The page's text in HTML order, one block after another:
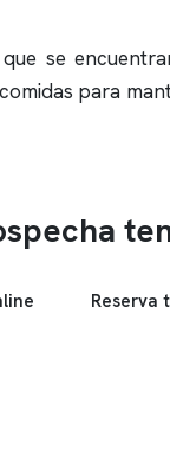
se
para
Reserva